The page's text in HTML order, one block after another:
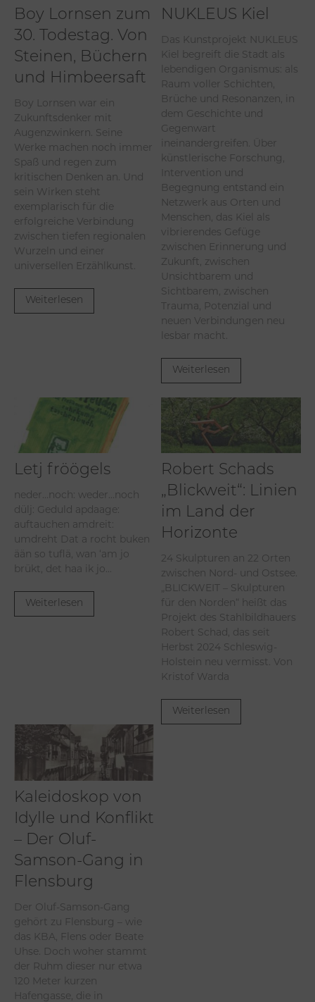
Boy Lornsen zum
30. Todestag. Von
Steinen, Büchern
und Himbeersaft
Boy Lornsen war ein
Zukunftsdenker mit
Augenzwinkern. Seine
Werke machen noch immer
Spaß und regen zum
kritischen Denken an. Und
sein Wirken steht
exemplarisch für die
erfolgreiche Verbindung
zwischen tiefen regionalen
Wurzeln und einer
universellen Erzählkunst.
Weiterlesen
NUKLEUS Kiel
Das Kunstprojekt NUKLEUS
Kiel begreift die Stadt als
lebendigen Organismus: als
Raum voller Schichten,
Brüche und Resonanzen, in
dem Geschichte und
Gegenwart
ineinandergreifen. Über
künstlerische Forschung,
Intervention und
Begegnung entstand ein
Netzwerk aus Orten und
Menschen, das Kiel als
vibrierendes Gefüge
zwischen Erinnerung und
Zukunft, zwischen
Unsichtbarem und
Sichtbarem, zwischen
Trauma, Potenzial und
neuen Verbindungen neu
lesbar macht.
Weiterlesen
Letj fröögels
neder…noch: weder…noch
dülj: Geduld apdaage:
auftauchen amdreit:
umdreht Dat a rocht buken
ään so tuflä, wan ‘am jo
brükt, det haa ik jo...
Weiterlesen
Robert Schads
„Blickweit“: Linien
im Land der
Horizonte
24 Skulpturen an 22 Orten
zwischen Nord- und Ostsee.
„BLICKWEIT – Skulpturen
für den Norden“ heißt das
Projekt des Stahlbildhauers
Robert Schad, das seit
Herbst 2024 Schleswig-
Holstein neu vermisst. Von
Kristof Warda
Weiterlesen
Kaleidoskop von
Idylle und Konflikt
– Der Oluf-
Samson-Gang in
Flensburg
Der Oluf-Samson-Gang
gehört zu Flensburg – wie
das KBA, Flens oder Beate
Uhse. Doch woher stammt
der Ruhm dieser nur etwa
120 Meter kurzen
Hafengasse, die in